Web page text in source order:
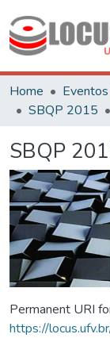
Home
SBQP 2015
SBQP
Permanent URI
https://